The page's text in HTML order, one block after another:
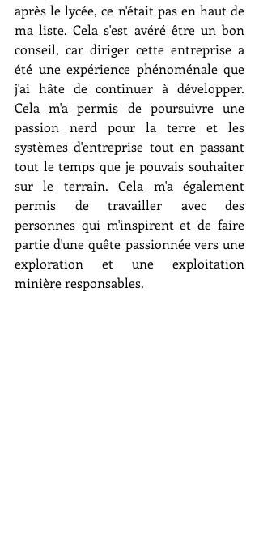
après le lycée, ce n'était pas en haut de
ma liste. Cela s'est avéré être un bon
conseil, car diriger cette entreprise a
été une expérience phénoménale que
j'ai hâte de continuer à développer.
Cela m'a permis de poursuivre une
passion nerd pour la terre et les
systèmes d'entreprise tout en passant
tout le temps que je pouvais souhaiter
sur le terrain. Cela m'a également
permis de travailler avec des
personnes qui m'inspirent et de faire
partie d'une quête passionnée vers une
exploration et une exploitation
minière responsables.